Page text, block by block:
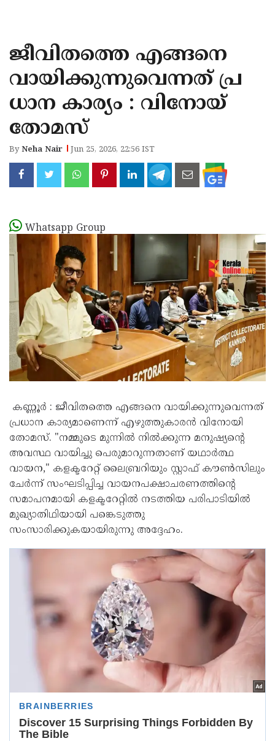
KANNUR
KASARAGOD
ജീവിതത്തെ എങ്ങനെ
വായിക്കുന്നുവെന്നത് പ്ര
ധാന കാര്യം : വിനോയ്
തോമസ്
ByNeha Nair Jun 25, 2026, 22:56 IST
Whatsapp Group
കണ്ണൂർ : ജീവിതത്തെ എങ്ങനെ വായിക്കുന്നുവെന്നത്
പ്രധാന കാര്യമാണെന്ന് എഴുത്തുകാരൻ വിനോയി
തോമസ്. "നമ്മുടെ മുന്നിൽ നിൽക്കുന്ന മനുഷ്യന്റെ
അവസ്ഥ വായിച്ചു പെരുമാറുന്നതാണ് യഥാർത്ഥ
വായന," കളക്ടറേറ്റ് ലൈബ്രറിയും സ്റ്റാഫ് കൗൺസിലും
ചേർന്ന് സംഘടിപ്പിച്ച വായനപക്ഷാചരണത്തിന്റെ
സമാപനമായി കളക്ടറേറ്റിൽ നടത്തിയ പരിപാടിയിൽ
മുഖ്യാതിഥിയായി പങ്കെടുത്തു
സംസാരിക്കുകയായിരുന്നു അദ്ദേഹം.